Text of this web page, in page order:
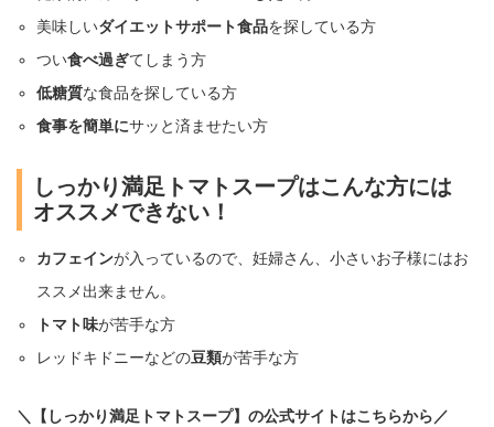
美味しいダイエットサポート食品を探している方
つい食べ過ぎてしまう方
低糖質な食品を探している方
食事を簡単にサッと済ませたい方
しっかり満足トマトスープはこんな方には
オススメできない！
カフェインが入っているので、妊婦さん、小さいお子様にはお
ススメ出来ません。
トマト味が苦手な方
レッドキドニーなどの豆類が苦手な方
＼【しっかり満足トマトスープ】の公式サイトはこちらから／